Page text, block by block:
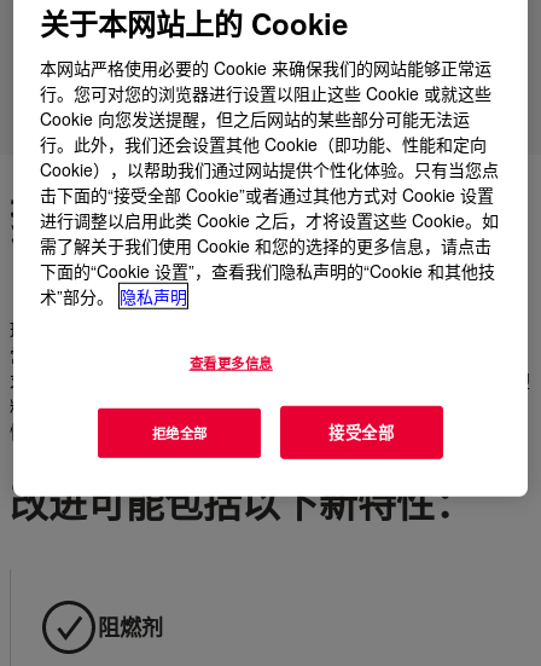
支持
市场
提高热固性在苛刻应用中的性
能
环氧树脂成型化合物 (EMC)、酚醛塑料和聚氨酯等热固性材料非
常适合需要出色的机械强度和物理特性的应用。满足更严格的要
求 - 由电子设备小型化和更高使用温度等技术趋势驱动 - 热固性塑
料需要更高的性能。陶氏有机硅添加剂在多个方面大幅提升热固
性材料的性能。
改进可能包括以下新特性：
阻燃剂
关于本网站上的 Cookie
本网站严格使用必要的 Cookie 来确保我们的网站能够正常运
行。您可对您的浏览器进行设置以阻止这些 Cookie 或就这些
Cookie 向您发送提醒，但之后网站的某些部分可能无法运
行。此外，我们还会设置其他 Cookie（即功能、性能和定向
Cookie），以帮助我们通过网站提供个性化体验。只有当您点
击下面的“接受全部 Cookie”或者通过其他方式对 Cookie 设置
进行调整以启用此类 Cookie 之后，才将设置这些 Cookie。如
需了解关于我们使用 Cookie 和您的选择的更多信息，请点击
下面的“Cookie 设置”，查看我们隐私声明的“Cookie 和其他技
术”部分。
隐私声明
查看更多信息
拒绝全部 接受全部